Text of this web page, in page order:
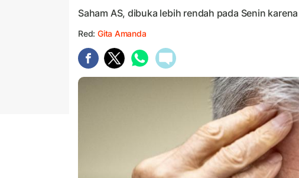
Saham AS, dibuka lebih rendah pada Senin
Red: Gita Amanda